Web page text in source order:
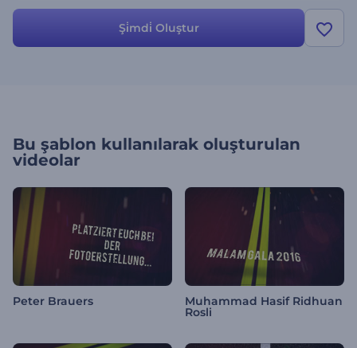
Şi̇mdi̇ Oluştur
Bu şablon kullanılarak oluşturulan
videolar
Peter Brauers Muhammad Hasif Ridhuan
Rosli